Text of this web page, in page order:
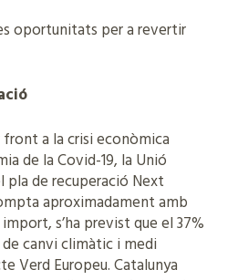
oportunitats per a revertir
a la crisi econòmica
de la Covid-19, la Unió
pla de recuperació Next
aproximadament amb
s’ha previst que el 37%
canvi climàtic i medi
Verd Europeu. Catalunya